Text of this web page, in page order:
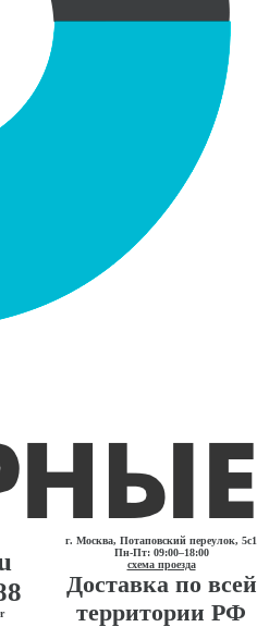
г. Москва, Потаповский переулок, 5с1
Пн-Пт: 09:00–18:00
схема проезда
Доставка по всей
территории РФ